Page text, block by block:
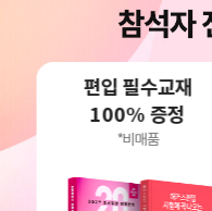
편입 필수교재
100% 증정
*비매품